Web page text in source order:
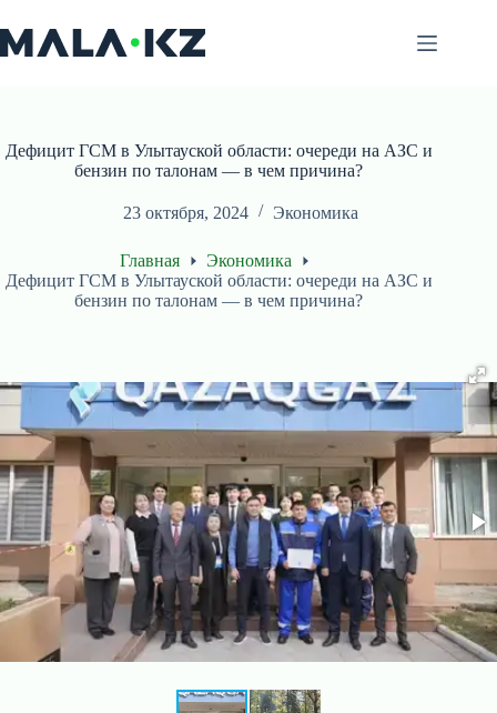
к
сути
Дефицит ГСМ в Улытауской области: очереди на АЗС и
бензин по талонам — в чем причина?
23 октября, 2024 Экономика
Главная
Экономика
Дефицит ГСМ в Улытауской области: очереди на АЗС и
бензин по талонам — в чем причина?